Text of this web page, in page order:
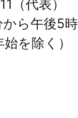
（代表）
ら午後5
を除く）